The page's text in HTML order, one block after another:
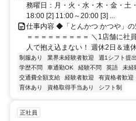
務曜日：月・火・水・木・金・土
18:00 [2] 11:00～20:00 [3] ...
仕事内容 ◆「とんかつ かつや」
＝＝＝＝＝＝＝＝＝ ＼1店舗に社
人で抱え込まない！ 週休2日＆連
制服あり 業界未経験者歓迎 週1シフト提出
学歴不問
車通勤OK 経験不問 英語 未経
交通費全額支給
経験者歓迎 有資格者歓迎
育休あり
資格取得手当あり シフト制
正社員